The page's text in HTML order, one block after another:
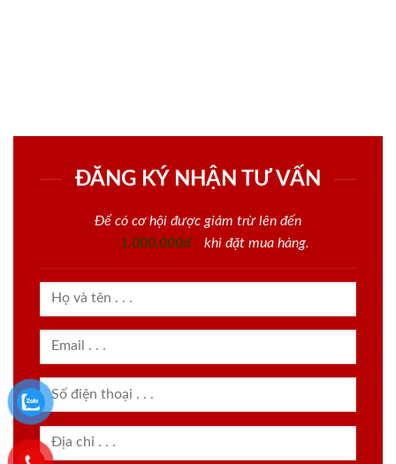
ĐĂNG KÝ NHẬN TƯ VẤN
Để có cơ hội được giảm trừ lên đến
1.000.000đ
khi đặt mua hàng.